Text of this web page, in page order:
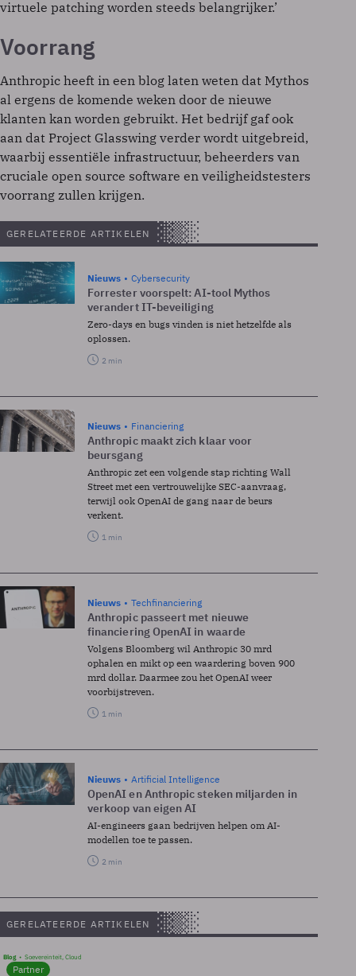
virtuele patching worden steeds belangrijker.’
Voorrang
Anthropic heeft in een blog laten weten dat Mythos
al ergens de komende weken door de nieuwe
klanten kan worden gebruikt. Het bedrijf gaf ook
aan dat Project Glasswing verder wordt uitgebreid,
waarbij essentiële infrastructuur, beheerders van
cruciale open source software en veiligheidstesters
voorrang zullen krijgen.
GERELATEERDE ARTIKELEN
Nieuws Cybersecurity
Forrester voorspelt: AI-tool Mythos
verandert IT-beveiliging
Zero-days en bugs vinden is niet hetzelfde als
oplossen.
2 min
Nieuws Financiering
Anthropic maakt zich klaar voor
beursgang
Anthropic zet een volgende stap richting Wall
Street met een vertrouwelijke SEC-aanvraag,
terwijl ook OpenAI de gang naar de beurs
verkent.
1 min
Nieuws Techfinanciering
Anthropic passeert met nieuwe
financiering OpenAI in waarde
Volgens Bloomberg wil Anthropic 30 mrd
ophalen en mikt op een waardering boven 900
mrd dollar. Daarmee zou het OpenAI weer
voorbijstreven.
1 min
Nieuws Artificial Intelligence
OpenAI en Anthropic steken miljarden in
verkoop van eigen AI
AI-engineers gaan bedrijven helpen om AI-
modellen toe te passen.
2 min
GERELATEERDE ARTIKELEN
Blog Soevereinteit, Cloud
Partner